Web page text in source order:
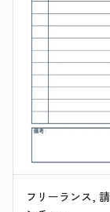
フリーランス,